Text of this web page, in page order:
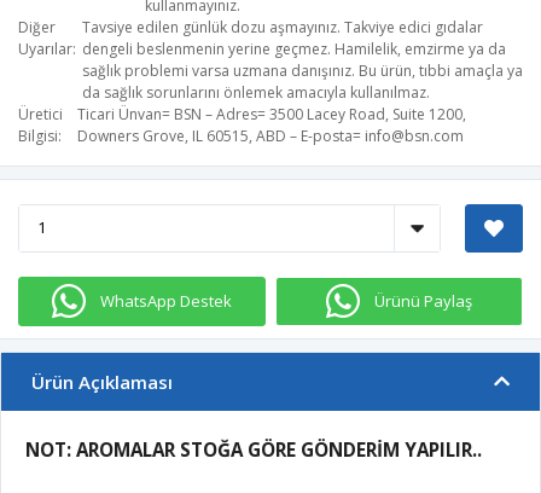
kullanmayınız.
Diğer
Uyarılar
Tavsiye edilen günlük dozu aşmayınız. Takviye edici gıdalar
dengeli beslenmenin yerine geçmez. Hamilelik, emzirme ya da
sağlık problemi varsa uzmana danışınız. Bu ürün, tıbbi amaçla ya
da sağlık sorunlarını önlemek amacıyla kullanılmaz.
Üretici
Bilgisi
Ticari Ünvan= BSN – Adres= 3500 Lacey Road, Suite 1200,
Downers Grove, IL 60515, ABD – E-posta= info@bsn.com
WhatsApp Destek Ürünü Paylaş
Ürün Açıklaması
NOT: AROMALAR STOĞA GÖRE GÖNDERİM YAPILIR..